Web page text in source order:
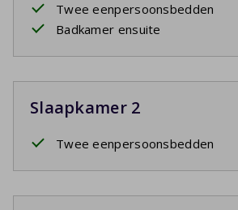
Twee eenpersoonsbedden
Badkamer ensuite
Slaapkamer 2
Twee eenpersoonsbedden